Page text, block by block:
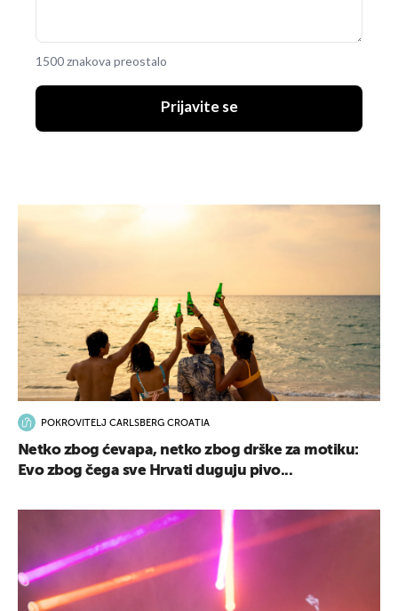
1500 znakova preostalo
Prijavite se
POKROVITELJ CARLSBERG CROATIA
Netko zbog ćevapa, netko zbog drške za motiku:
Evo zbog čega sve Hrvati duguju pivo...